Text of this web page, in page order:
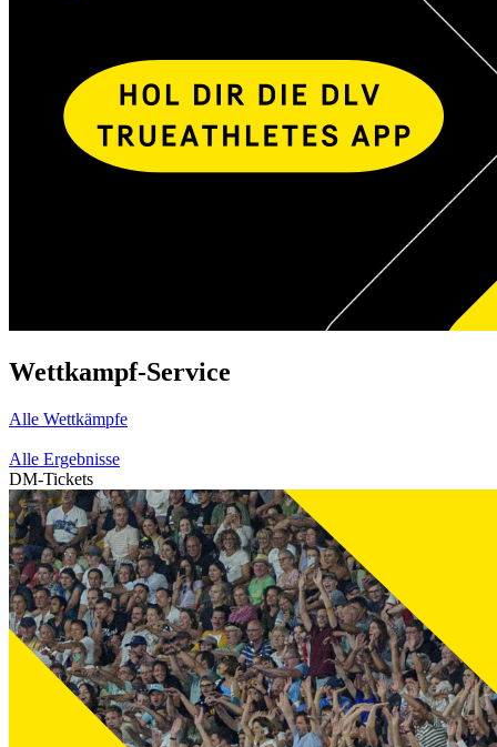
Wettkampf-Service
Alle Wettkämpfe
Alle Ergebnisse
DM-Tickets